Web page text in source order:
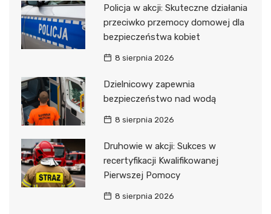
Policja w akcji: Skuteczne działania
przeciwko przemocy domowej dla
bezpieczeństwa kobiet
8 sierpnia 2026
Dzielnicowy zapewnia
bezpieczeństwo nad wodą
8 sierpnia 2026
Druhowie w akcji: Sukces w
recertyfikacji Kwalifikowanej
Pierwszej Pomocy
8 sierpnia 2026